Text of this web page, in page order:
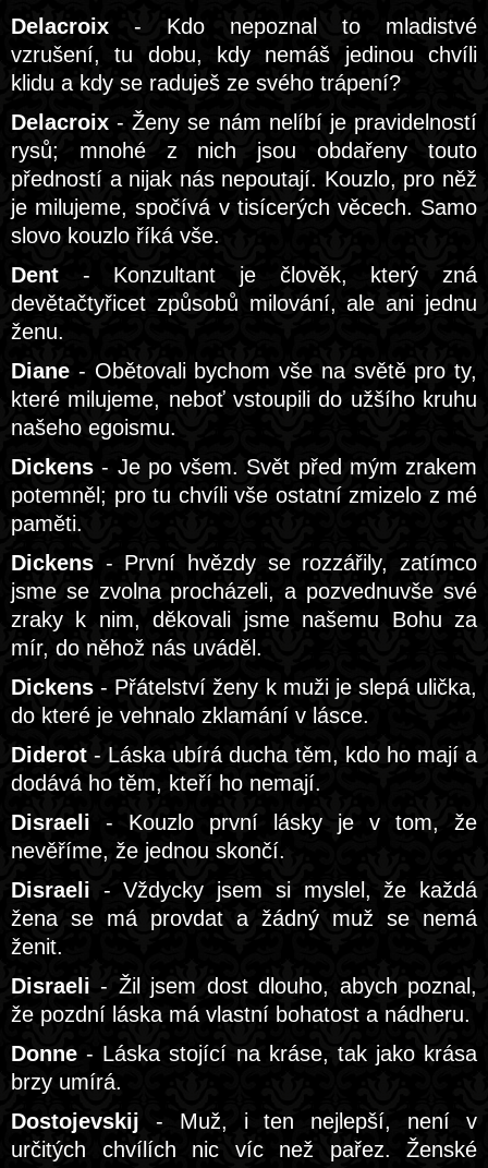
Delacroix - Kdo nepoznal to mladistvé
vzrušení, tu dobu, kdy nemáš jedinou chvíli
klidu a kdy se raduješ ze svého trápení?
Delacroix - Ženy se nám nelíbí je pravidelností
rysů; mnohé z nich jsou obdařeny touto
předností a nijak nás nepoutají. Kouzlo, pro něž
je milujeme, spočívá v tisícerých věcech. Samo
slovo kouzlo říká vše.
Dent - Konzultant je člověk, který zná
devětačtyřicet způsobů milování, ale ani jednu
ženu.
Diane - Obětovali bychom vše na světě pro ty,
které milujeme, neboť vstoupili do užšího kruhu
našeho egoismu.
Dickens - Je po všem. Svět před mým zrakem
potemněl; pro tu chvíli vše ostatní zmizelo z mé
paměti.
Dickens - První hvězdy se rozzářily, zatímco
jsme se zvolna procházeli, a pozvednuvše své
zraky k nim, děkovali jsme našemu Bohu za
mír, do něhož nás uváděl.
Dickens - Přátelství ženy k muži je slepá ulička,
do které je vehnalo zklamání v lásce.
Diderot - Láska ubírá ducha těm, kdo ho mají a
dodává ho těm, kteří ho nemají.
Disraeli - Kouzlo první lásky je v tom, že
nevěříme, že jednou skončí.
Disraeli - Vždycky jsem si myslel, že každá
žena se má provdat a žádný muž se nemá
ženit.
Disraeli - Žil jsem dost dlouho, abych poznal,
že pozdní láska má vlastní bohatost a nádheru.
Donne - Láska stojící na kráse, tak jako krása
brzy umírá.
Dostojevskij - Muž, i ten nejlepší, není v
určitých chvílích nic víc než pařez. Ženské